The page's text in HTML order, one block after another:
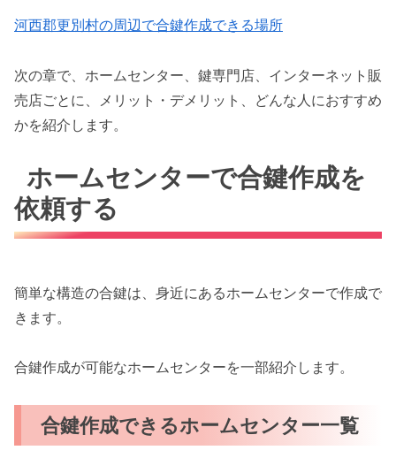
河西郡更別村の周辺で合鍵作成できる場所
次の章で、ホームセンター、鍵専門店、インターネット販
売店ごとに、メリット・デメリット、どんな人におすすめ
かを紹介します。
ホームセンターで合鍵作成を
依頼する
簡単な構造の合鍵は、身近にあるホームセンターで作成で
きます。
合鍵作成が可能なホームセンターを一部紹介します。
合鍵作成できるホームセンター一覧